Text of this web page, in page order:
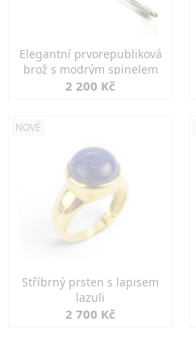
Elegantní prvorepubliková
brož s modrým spinelem
2 200 Kč
NOVÉ
Stříbrný prsten s lapisem
lazuli
2 700 Kč